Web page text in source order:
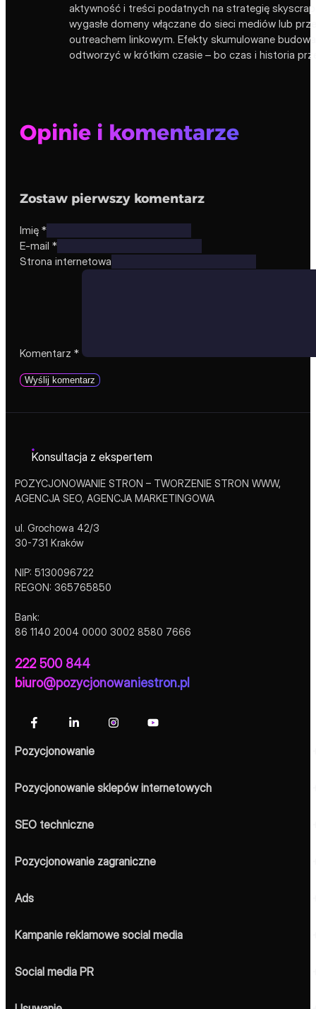
aktywność i treści podatnych na strategię
wygasłe domeny włączane do sieci mediów lub
outreachem linkowym. Efekty skumulowane
odtworzyć w krótkim czasie – bo czas i historia
Opinie i komentarze
Zostaw pierwszy komentarz
Imię *
E-mail *
Strona internetowa
Komentarz *
Konsultacja z ekspertem
POZYCJONOWANIE STRON – TWORZENIE STRON WWW,
AGENCJA SEO, AGENCJA MARKETINGOWA
ul. Grochowa 42/3
30-731 Kraków
NIP: 5130096722
REGON: 365765850
Bank:
86 1140 2004 0000 3002 8580 7666
222 500 844
biuro@pozycjonowaniestron.pl
Pozycjonowanie
Pozycjonowanie sklepów internetowych
SEO techniczne
Pozycjonowanie zagraniczne
Ads
Kampanie reklamowe social media
Social media PR